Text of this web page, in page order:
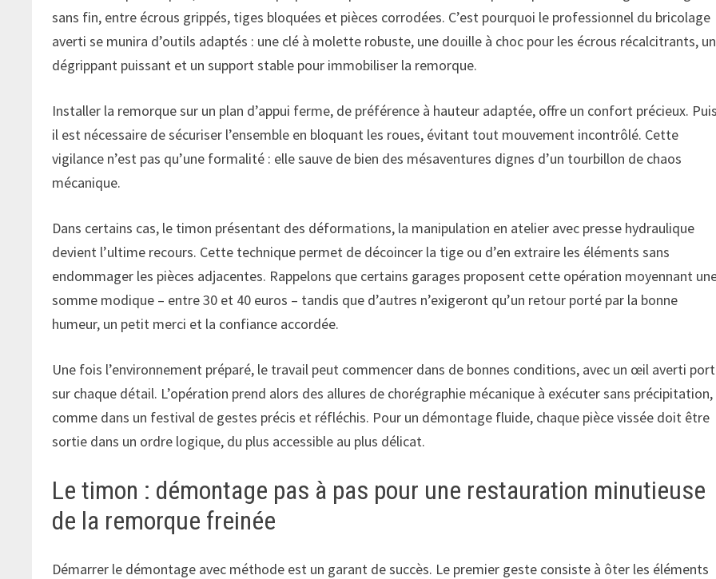
sans fin, entre écrous grippés, tiges bloquées et pièces corrodées. C’est pourquoi le professionnel du bricolage
averti se munira d’outils adaptés : une clé à molette robuste, une douille à choc pour les écrous récalcitrants, un
dégrippant puissant et un support stable pour immobiliser la remorque.
Installer la remorque sur un plan d’appui ferme, de préférence à hauteur adaptée, offre un confort précieux.
il est nécessaire de sécuriser l’ensemble en bloquant les roues, évitant tout mouvement incontrôlé. Cette
vigilance n’est pas qu’une formalité : elle sauve de bien des mésaventures dignes d’un tourbillon de chaos
mécanique.
Dans certains cas, le timon présentant des déformations, la manipulation en atelier avec presse hydraulique
devient l’ultime recours. Cette technique permet de décoincer la tige ou d’en extraire les éléments sans
endommager les pièces adjacentes. Rappelons que certains garages proposent cette opération moyennant
somme modique – entre 30 et 40 euros – tandis que d’autres n’exigeront qu’un retour porté par la bonne
humeur, un petit merci et la confiance accordée.
Une fois l’environnement préparé, le travail peut commencer dans de bonnes conditions, avec un œil averti
sur chaque détail. L’opération prend alors des allures de chorégraphie mécanique à exécuter sans précipitation,
comme dans un festival de gestes précis et réfléchis. Pour un démontage fluide, chaque pièce vissée doit être
sortie dans un ordre logique, du plus accessible au plus délicat.
Le timon : démontage pas à pas pour une restauration minutieuse
de la remorque freinée
Démarrer le démontage avec méthode est un garant de succès. Le premier geste consiste à ôter les éléments